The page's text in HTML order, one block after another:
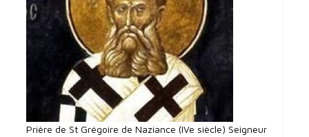
Prière de St Grégoire de Naziance (IVe siècle) Seigneur